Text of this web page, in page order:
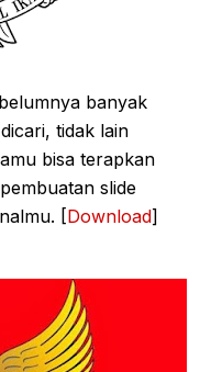
banyak
tidak lain
bisa terapkan
slide
[Download]